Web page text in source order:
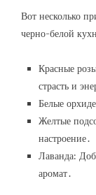
Вот несколько
черно-белой
Красные
страсть и
Белые
Желтые
настроение․
Лаванда:
аромат․